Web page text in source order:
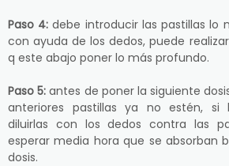
Paso 4: debe introducir las pastillas lo
con ayuda de los dedos, puede
q este abajo poner lo más profundo.
Paso 5: antes de poner la siguiente
anteriores pastillas ya no estén, si
diluirlas con los dedos contra las
esperar media hora que se absorban
dosis.